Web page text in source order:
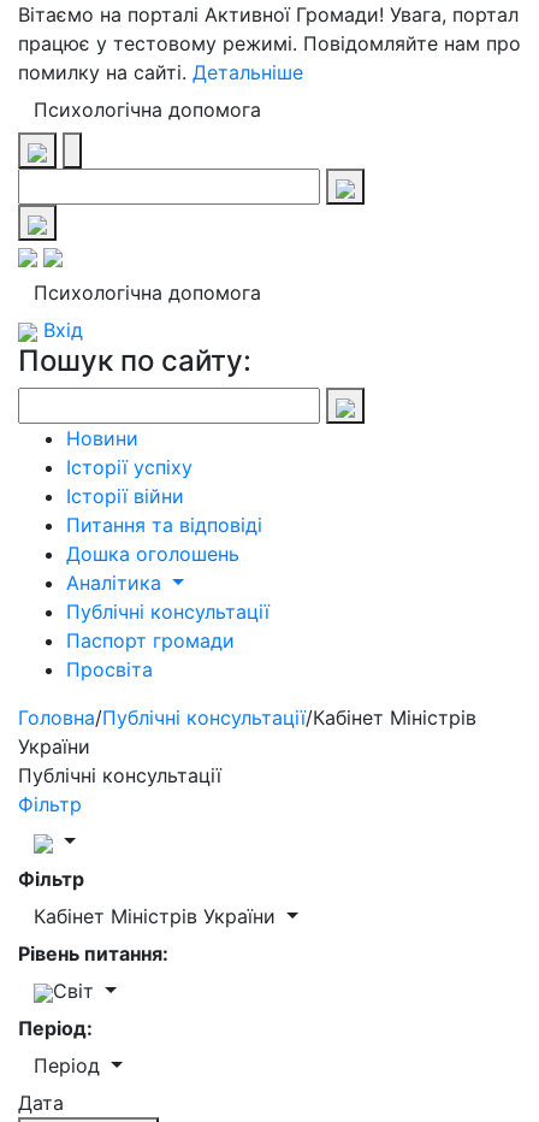
Вітаємо на порталі Активної Громади! Увага, портал
працює у тестовому режимі. Повідомляйте нам про
помилку на сайті. Детальніше
Психологічна допомога
Психологічна допомога
Вхід
Пошук по сайту:
Новини
Історії успіху
Історії війни
Питання та відповіді
Дошка оголошень
Аналітика
Публічні консультації
Паспорт громади
Просвіта
Головна/Публічні консультації/Кабінет Міністрів
України
Публічні консультації
Фільтр
Фільтр
Кабінет Міністрів України
Рівень питання:
Світ
Період:
Період
Дата